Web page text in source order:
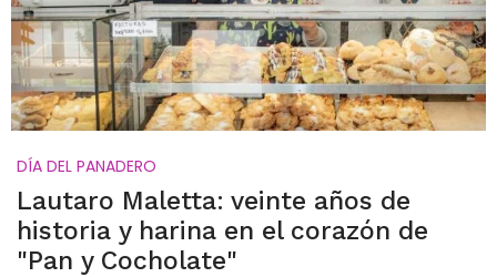
DÍA DEL PANADERO
Lautaro Maletta: veinte años de
historia y harina en el corazón de
"Pan y Cocholate"